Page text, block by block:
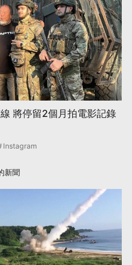
將停留2個月拍電影記錄
Instagram
新聞